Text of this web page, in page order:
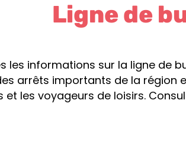
Ligne de
les informations sur la ligne de
arrêts importants de la région
et les voyageurs de loisirs.